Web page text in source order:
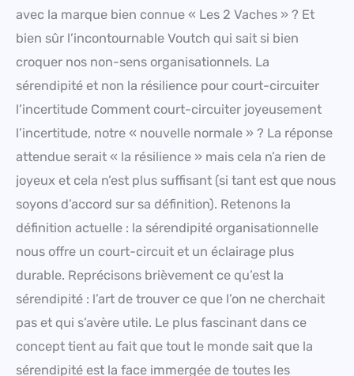
avec la marque bien connue « Les 2 Vaches » ? Et
bien sûr l’incontournable Voutch qui sait si bien
croquer nos non-sens organisationnels. La
sérendipité et non la résilience pour court-circuiter
l’incertitude Comment court-circuiter joyeusement
l’incertitude, notre « nouvelle normale » ? La réponse
attendue serait « la résilience » mais cela n’a rien de
joyeux et cela n’est plus suffisant (si tant est que nous
soyons d’accord sur sa définition). Retenons la
définition actuelle : la sérendipité organisationnelle
nous offre un court-circuit et un éclairage plus
durable. Reprécisons brièvement ce qu’est la
sérendipité : l’art de trouver ce que l’on ne cherchait
pas et qui s’avère utile. Le plus fascinant dans ce
concept tient au fait que tout le monde sait que la
sérendipité est la face immergée de toutes les